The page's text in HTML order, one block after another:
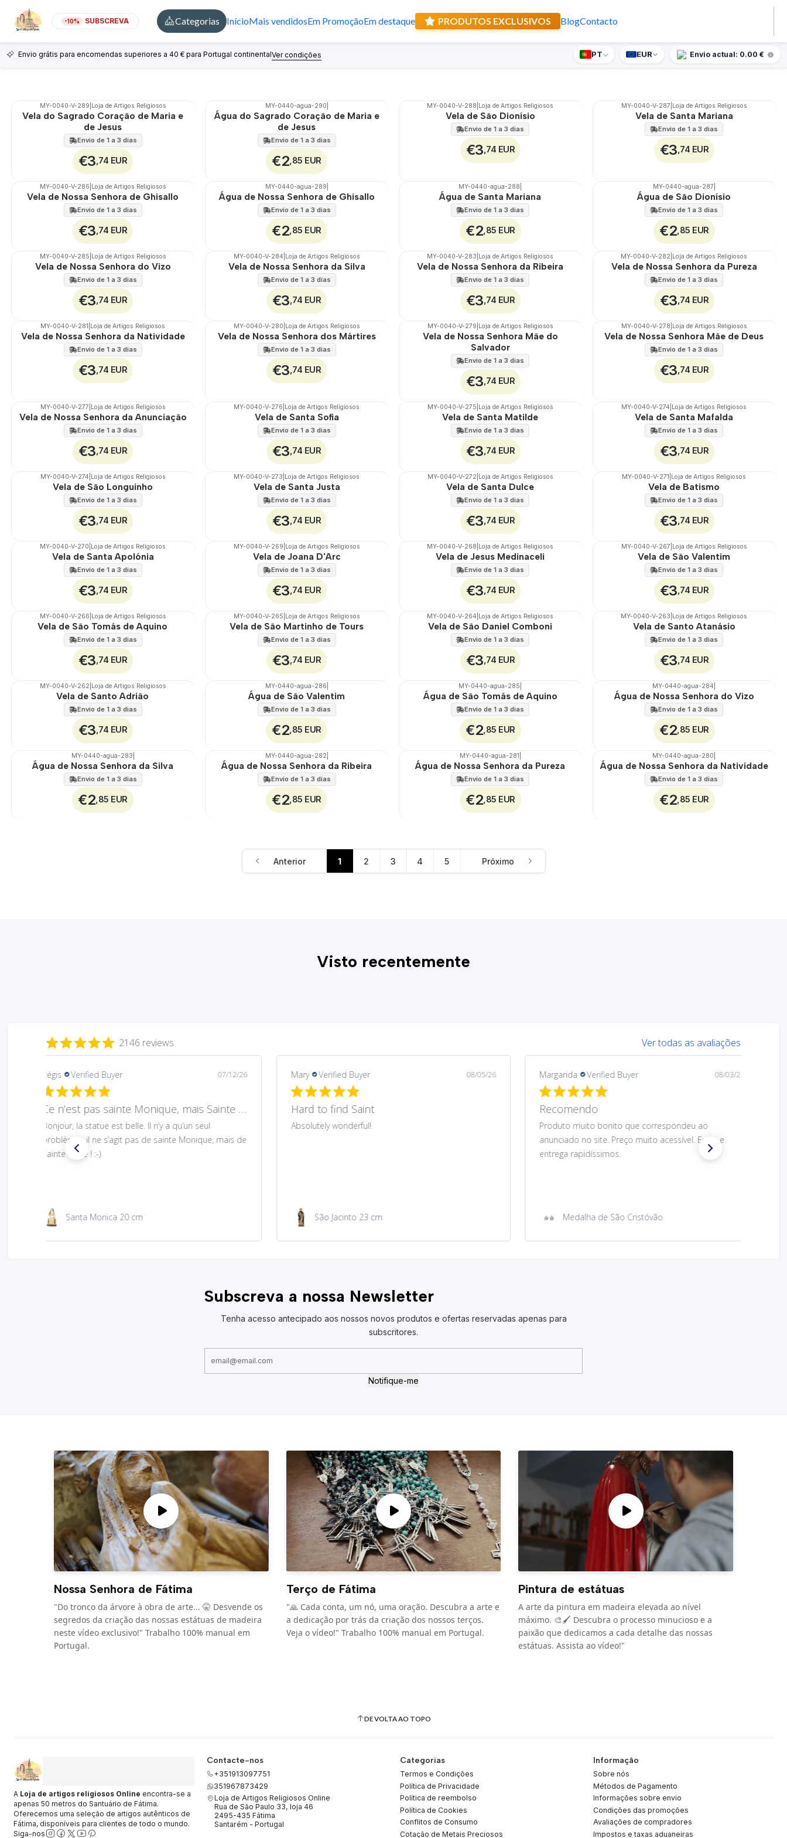
-10% SUBSCREVA Categorias InícioMais vendidosEm PromoçãoEm destaque PRODUTOS EXCLUSIVOS BlogContacto
Envio grátis para encomendas superiores a 40 € para Portugal continentalVer condições Recebe presente supresa para encomendas superiores a 90€
PT EUR Envio actual: 0.00 €
Promessas e consumíveis Filtros
🇵🇹
MY-0040-V-289 Loja de Artigos Religiosos
Vela do Sagrado Coração de Maria e
de Jesus
Envio de 1 a 3 dias
€3 ,74 EUR
🇵🇹
MY-0440-agua-290
Água do Sagrado Coração de Maria e
de Jesus
Envio de 1 a 3 dias
€2 ,85 EUR
MY-0040-V-288 Loja de Artigos Religiosos
Vela de São Dionísio
Envio de 1 a 3 dias
€3 ,74 EUR
MY-0040-V-287 Loja de Artigos Religiosos
Vela de Santa Mariana
Envio de 1 a 3 dias
€3 ,74 EUR
🇵🇹
MY-0040-V-286 Loja de Artigos Religiosos
Vela de Nossa Senhora de Ghisallo
Envio de 1 a 3 dias
€3 ,74 EUR
🇵🇹
MY-0440-agua-289
Água de Nossa Senhora de Ghisallo
Envio de 1 a 3 dias
€2 ,85 EUR
100%
MY-0440-agua-288
Água de Santa Mariana
Envio de 1 a 3 dias
€2 ,85 EUR
MY-0440-agua-287
Água de São Dionísio
Envio de 1 a 3 dias
€2 ,85 EUR
MY-0040-V-285 Loja de Artigos Religiosos
Vela de Nossa Senhora do Vizo
Envio de 1 a 3 dias
€3 ,74 EUR
MY-0040-V-284 Loja de Artigos Religiosos
Vela de Nossa Senhora da Silva
Envio de 1 a 3 dias
€3 ,74 EUR
🇵🇹
MY-0040-V-283 Loja de Artigos Religiosos
Vela de Nossa Senhora da Ribeira
Envio de 1 a 3 dias
€3 ,74 EUR
🇵🇹
MY-0040-V-282 Loja de Artigos Religiosos
Vela de Nossa Senhora da Pureza
Envio de 1 a 3 dias
€3 ,74 EUR
🇵🇹
MY-0040-V-281 Loja de Artigos Religiosos
Vela de Nossa Senhora da Natividade
Envio de 1 a 3 dias
€3 ,74 EUR
🇵🇹
MY-0040-V-280 Loja de Artigos Religiosos
Vela de Nossa Senhora dos Mártires
Envio de 1 a 3 dias
€3 ,74 EUR
MY-0040-V-279 Loja de Artigos Religiosos
Vela de Nossa Senhora Mãe do
Salvador
Envio de 1 a 3 dias
€3 ,74 EUR
🇵🇹
MY-0040-V-278 Loja de Artigos Religiosos
Vela de Nossa Senhora Mãe de Deus
Envio de 1 a 3 dias
€3 ,74 EUR
🇵🇹
MY-0040-V-277 Loja de Artigos Religiosos
Vela de Nossa Senhora da Anunciação
Envio de 1 a 3 dias
€3 ,74 EUR
MY-0040-V-276 Loja de Artigos Religiosos
Vela de Santa Sofia
Envio de 1 a 3 dias
€3 ,74 EUR
MY-0040-V-275 Loja de Artigos Religiosos
Vela de Santa Matilde
Envio de 1 a 3 dias
€3 ,74 EUR
MY-0040-V-274 Loja de Artigos Religiosos
Vela de Santa Mafalda
Envio de 1 a 3 dias
€3 ,74 EUR
MY-0040-V-274 Loja de Artigos Religiosos
Vela de São Longuinho
Envio de 1 a 3 dias
€3 ,74 EUR
MY-0040-V-273 Loja de Artigos Religiosos
Vela de Santa Justa
Envio de 1 a 3 dias
€3 ,74 EUR
MY-0040-V-272 Loja de Artigos Religiosos
Vela de Santa Dulce
Envio de 1 a 3 dias
€3 ,74 EUR
MY-0040-V-271 Loja de Artigos Religiosos
Vela de Batismo
Envio de 1 a 3 dias
€3 ,74 EUR
MY-0040-V-270 Loja de Artigos Religiosos
Vela de Santa Apolónia
Envio de 1 a 3 dias
€3 ,74 EUR
MY-0040-V-269 Loja de Artigos Religiosos
Vela de Joana D'Arc
Envio de 1 a 3 dias
€3 ,74 EUR
MY-0040-V-268 Loja de Artigos Religiosos
Vela de Jesus Medinaceli
Envio de 1 a 3 dias
€3 ,74 EUR
MY-0040-V-267 Loja de Artigos Religiosos
Vela de São Valentim
Envio de 1 a 3 dias
€3 ,74 EUR
MY-0040-V-266 Loja de Artigos Religiosos
Vela de São Tomás de Aquino
Envio de 1 a 3 dias
€3 ,74 EUR
MY-0040-V-265 Loja de Artigos Religiosos
Vela de São Martinho de Tours
Envio de 1 a 3 dias
€3 ,74 EUR
MY-0040-V-264 Loja de Artigos Religiosos
Vela de São Daniel Comboni
Envio de 1 a 3 dias
€3 ,74 EUR
MY-0040-V-263 Loja de Artigos Religiosos
Vela de Santo Atanásio
Envio de 1 a 3 dias
€3 ,74 EUR
MY-0040-V-262 Loja de Artigos Religiosos
Vela de Santo Adrião
Envio de 1 a 3 dias
€3 ,74 EUR
MY-0440-agua-286
Água de São Valentim
Envio de 1 a 3 dias
€2 ,85 EUR
100%
MY-0440-agua-285
Água de São Tomás de Aquino
Envio de 1 a 3 dias
€2 ,85 EUR
100%
MY-0440-agua-284
Água de Nossa Senhora do Vizo
Envio de 1 a 3 dias
€2 ,85 EUR
100%
MY-0440-agua-283
Água de Nossa Senhora da Silva
Envio de 1 a 3 dias
€2 ,85 EUR
🇵🇹
MY-0440-agua-282
Água de Nossa Senhora da Ribeira
Envio de 1 a 3 dias
€2 ,85 EUR
🇵🇹
MY-0440-agua-281
Água de Nossa Senhora da Pureza
Envio de 1 a 3 dias
€2 ,85 EUR
🇵🇹
MY-0440-agua-280
Água de Nossa Senhora da Natividade
Envio de 1 a 3 dias
€2 ,85 EUR
Anterior 1 2 3 4 5 Próximo
Visto recentemente
2146 reviews Ver todas as avaliações
Mary Verified Buyer 08/05/26
Hard to find Saint
Absolutely wonderful!
São Jacinto 23 cm
Margarida Verified Buyer 08/03/26
Recomendo
Produto muito bonito que correspondeu ao
Medalha de São Cristóvão
Margarida Verified Buyer 08/03/26
Recomendo.
Preço muito acessível e design muito bom do
produto. O produto correspondeu ao anunciado.
Envio e entrega rapidíssimos. Voltaria a comprar.
Íman de metal com imagem São Cristóvão
Subscreva a nossa Newsletter
Tenha acesso antecipado aos nossos novos produtos e ofertas reservadas apenas para
subscritores.
Notifique-me
Nossa Senhora de Fátima
"Do tronco da árvore à obra de arte... 🤫 Desvende os
segredos da criação das nossas estátuas de madeira
neste vídeo exclusivo!" Trabalho 100% manual em
Portugal.
Terço de Fátima
"🙏 Cada conta, um nó, uma oração. Descubra a arte e
a dedicação por trás da criação dos nossos terços.
Veja o vídeo!" Trabalho 100% manual em Portugal.
Pintura de estátuas
A arte da pintura em madeira elevada ao nível
máximo. 🎨🖌️ Descubra o processo minucioso e a
paixão que dedicamos a cada detalhe das nossas
estátuas. Assista ao vídeo!"
DE VOLTA AO TOPO
A Loja de artigos religiosos Online encontra-se a
apenas 50 metros do Santuário de Fátima.
Oferecemos uma seleção de artigos autênticos de
Fátima, disponíveis para clientes de todo o mundo.
Siga-nos
Contacte-nos
+351913097751
351967873429
Loja de Artigos Religiosos Online
Rua de São Paulo 33, loja 46
2495-435 Fátima
Santarém - Portugal
Categorias
Termos e Condições
Política de Privacidade
Política de reembolso
Política de Cookies
Conflitos de Consumo
Cotação de Metais Preciosos
Informação
Sobre nós
Métodos de Pagamento
Informações sobre envio
Condições das promoções
Avaliações de compradores
Impostos e taxas aduaneiras